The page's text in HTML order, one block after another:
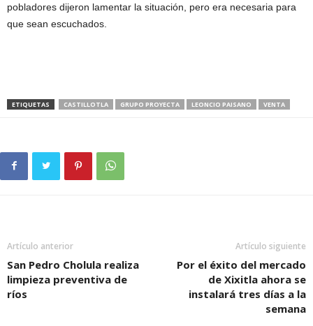
pobladores dijeron lamentar la situación, pero era necesaria para
que sean escuchados.
ETIQUETAS CASTILLOTLA GRUPO PROYECTA LEONCIO PAISANO VENTA
Artículo anterior
San Pedro Cholula realiza
limpieza preventiva de
ríos
Artículo siguiente
Por el éxito del mercado
de Xixitla ahora se
instalará tres días a la
semana